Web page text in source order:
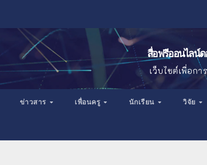
สื่อฟรีออนไลน์
เว็บไซต์เพื่อกา
ข่าวสาร เพื่อนครู นักเรียน วิจัย